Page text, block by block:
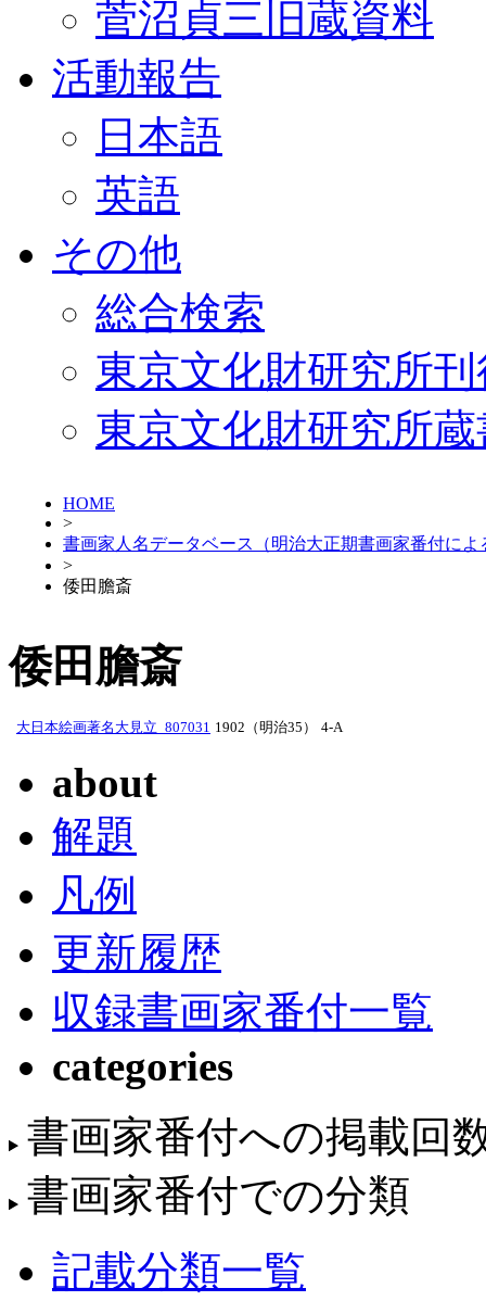
菅沼貞三旧蔵資料
活動報告
日本語
英語
その他
総合検索
東京文化財研究所
東京文化財研究所
HOME
>
書画家人名データベース（明治大正期書画家番付によ
>
倭田膽斎
倭田膽斎
大日本絵画著名大見立_807031 1902（明治35） 4-A
about
解題
凡例
更新履歴
収録書画家番付一覧
categories
書画家番付への掲載回
書画家番付での分類
記載分類一覧